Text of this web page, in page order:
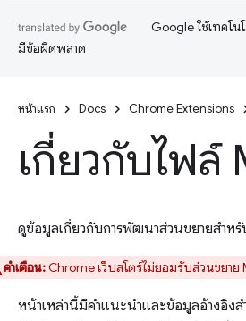
Google ใช้เทคโน
มีข้อผิดพลาด
หน้าแรก Docs Chrome Extensions
เกี่ยวกับไฟล์
ดูข้อมูลเกี่ยวกับการพัฒนาส่วนขยายสำห
คำเตือน:Chrome เว็บสโตร์ไม่ยอมรับส่วนขยา
หน้าเหล่านี้มีคำแนะนำและข้อมูลอ้างอิง